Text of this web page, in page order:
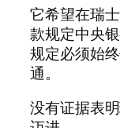
它希望在瑞
款规定中央
规定必须始
通。
没有证据表